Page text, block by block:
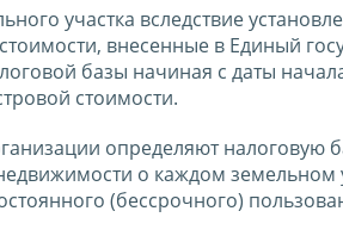
участка вследствие
внесенные в Единый
базы начиная с даты
стоимости.
определяют налоговую
о каждом земельном
(бессрочного)